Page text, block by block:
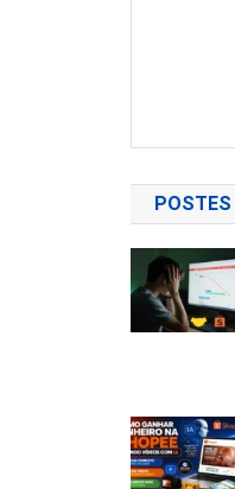
POSTES